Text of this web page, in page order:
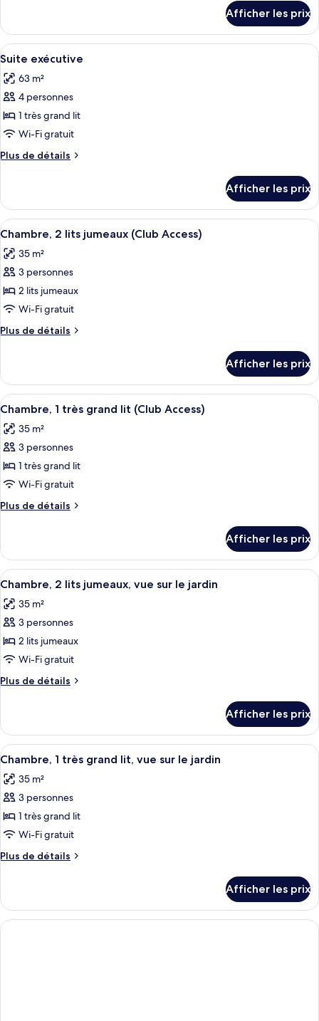
Chambre,
lits
jumeaux
(Airport
View)
Chambre,
lits
(Airport
View)
Afficher les prix
Afficher
toutes
les
photos
pour
ce
type
de
Suite
exécutive
Une chambre d’hôtel équipée d’un
5
Suite exécutive
63 m²
4 personnes
1 très grand lit
Wi-Fi gratuit
Plus de détails
Plus
Suite
exécutive
Afficher les prix
Afficher
toutes
les
photos
pour
ce
type
de
Chambre,
lits
jumeaux
(Club
Access)
Une chambre d’hôtel comprenant
6
Chambre, 2 lits jumeaux (Club Access)
35 m²
3 personnes
2 lits jumeaux
Wi-Fi gratuit
Plus de détails
Plus
Chambre,
lits
(Club
Access)
Afficher les prix
Afficher
toutes
les
photos
pour
ce
type
de
Chambre,
très
grand
lit
(Club
Access)
Une chambre d’hôtel comprenant
6
Chambre, 1 très grand lit (Club Access)
35 m²
3 personnes
1 très grand lit
Wi-Fi gratuit
Plus de détails
Plus
Chambre,
très
lit
(Club
Afficher les prix
Afficher
toutes
les
photos
pour
ce
type
de
Chambre,
lits
jumeaux,
vue
sur
le
jardin
Une chambre d’hôtel avec deux lits,
5
Chambre, 2 lits jumeaux, vue sur le jardin
35 m²
3 personnes
2 lits jumeaux
Wi-Fi gratuit
Plus de détails
Plus
Chambre,
lits
vue
sur
jardin
Afficher les prix
Afficher
toutes
les
photos
pour
ce
type
de
Chambre,
très
Une chambre d’hôtel avec un
6
Chambre, 1 très grand lit, vue sur le jardin
35 m²
3 personnes
1 très grand lit
Wi-Fi gratuit
Plus de détails
Plus
Chambre,
très
Afficher les prix